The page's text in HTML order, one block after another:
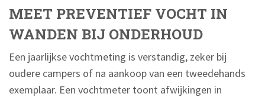
MEET PREVENTIEF VOCHT IN
WANDEN BIJ ONDERHOUD
Een jaarlijkse vochtmeting is verstandig, zeker bij
oudere campers of na aankoop van een tweedehands
exemplaar. Een vochtmeter toont afwijkingen in